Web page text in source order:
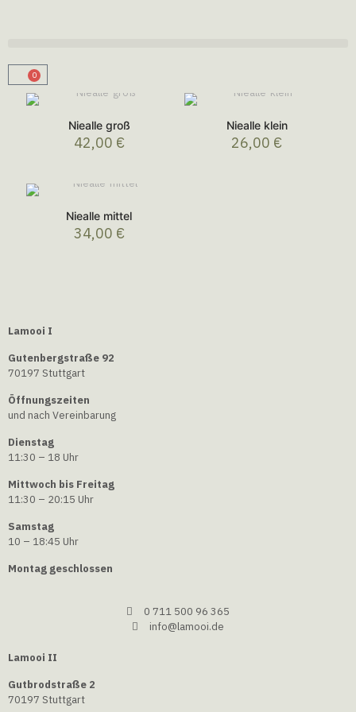
0
Niealle groß
42,00 €
Niealle klein
26,00 €
Niealle mittel
34,00 €
Lamooi I
Gutenbergstraße 92
70197 Stuttgart
Öffnungszeiten
und nach Vereinbarung
Dienstag
11:30 – 18 Uhr
Mittwoch bis Freitag
11:30 – 20:15 Uhr
Samstag
10 – 18:45 Uhr
Montag geschlossen
0 711 500 96 365
info@lamooi.de
Lamooi II
Gutbrodstraße 2
70197 Stuttgart